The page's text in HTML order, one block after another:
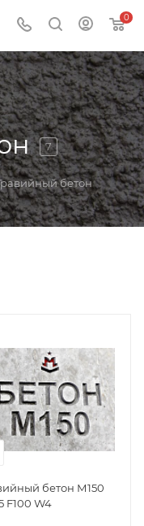
0
7
бетон
бетон М150
F100 W4